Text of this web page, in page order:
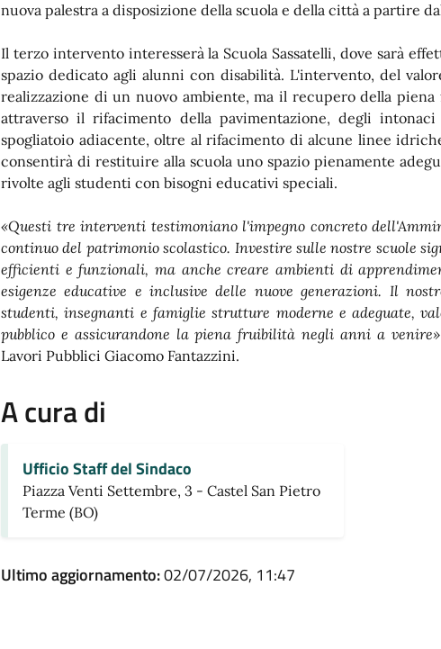
nuova palestra a disposizione della scuola e della città a partire
Il terzo intervento interesserà la Scuola Sassatelli, dove sarà
spazio dedicato agli alunni con disabilità. L'intervento, del
realizzazione di un nuovo ambiente, ma il recupero della
attraverso il rifacimento della pavimentazione, degli
spogliatoio adiacente, oltre al rifacimento di alcune linee
consentirà di restituire alla scuola uno spazio pienamente
rivolte agli studenti con bisogni educativi speciali.
«Questi tre interventi testimoniano l'impegno concreto
continuo del patrimonio scolastico. Investire sulle nostre scuole
efficienti e funzionali, ma anche creare ambienti di
esigenze educative e inclusive delle nuove generazioni. Il
studenti, insegnanti e famiglie strutture moderne e adeguate,
pubblico e assicurandone la piena fruibilità negli anni a venire»
Lavori Pubblici Giacomo Fantazzini.
A cura di
Ufficio Staff del Sindaco
Piazza Venti Settembre, 3 - Castel San Pietro
Terme (BO)
Ultimo aggiornamento:02/07/2026, 11:47